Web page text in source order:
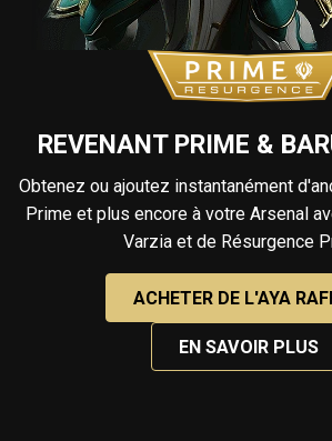
REVENANT PRIME &
Obtenez ou ajoutez instantanément
Prime et plus encore à votre Arsenal
Varzia et de Résurgence
ACHETER DE L'AYA
EN SAVOIR PLUS